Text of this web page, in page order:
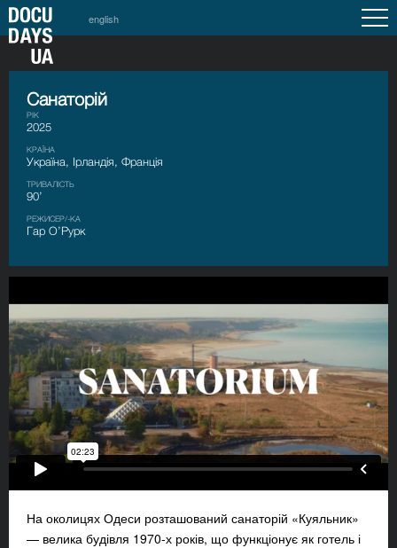
english
Санаторій
РІК
2025
КРАЇНА
Україна, Ірландія, Франція
ТРИВАЛІСТЬ
90’
РЕЖИСЕР/-КА
Гар О’Рурк
На околицях Одеси розташований санаторій «Куяльник»
— велика будівля 1970-х років, що функціонує як готель і